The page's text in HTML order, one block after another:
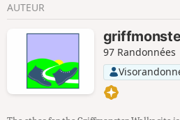
compagnie uniquement des
délabrés des défenses de la
Guerre mondiale et des tours
menaçantes datant de l'époque
napoléonienne.⚠️N'oubliez pas de
vérifier les horaires du ferry avant
commencer la randonnée
AUTEUR
97 Randonnées